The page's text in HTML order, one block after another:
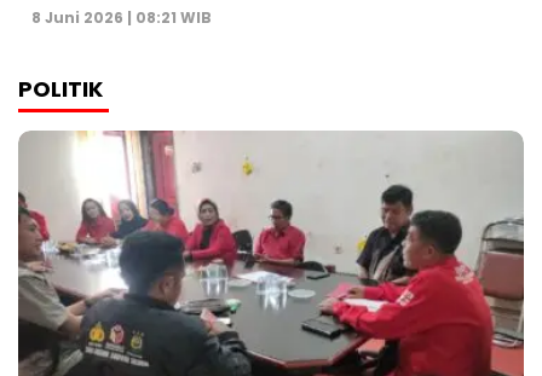
8 Juni 2026 | 08:21 WIB
POLITIK